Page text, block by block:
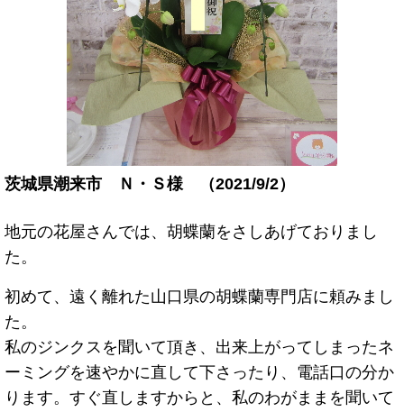
茨城県潮来市 Ｎ・Ｓ様 （2021/9/2）
地元の花屋さんでは、胡蝶蘭をさしあげておりまし
た。
初めて、遠く離れた山口県の胡蝶蘭専門店に頼みまし
た。
私のジンクスを聞いて頂き、出来上がってしまったネ
ーミングを速やかに直して下さったり、電話口の分か
ります。すぐ直しますからと、私のわがままを聞いて